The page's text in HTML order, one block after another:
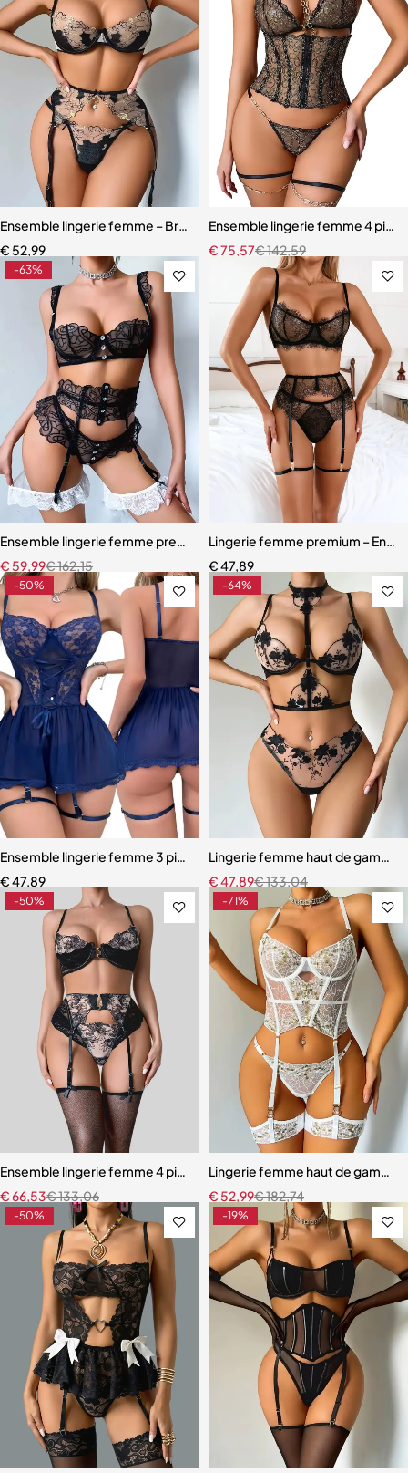
Ensemble lingerie femme – Broderie française et anneaux
€ 52,99
Ensemble lingerie femme 4
€142,59
€75,57
-63%
Ensemble lingerie femme premium – Broderie artisanale, strass et
€162,15
€ 59,99
Lingerie femme premium –
€47,89
-50%
Ensemble lingerie femme 3 pièces – Soutien-gorge, culotte et
€47,89
-64%
Lingerie femme haut de
€133,04
€47,89
-50%
Ensemble lingerie femme 4 pièces – Broderie florale contrastée
€133,06
€66,53
-71%
Lingerie femme haut de
€182,74
€ 52,99
-50% -19%